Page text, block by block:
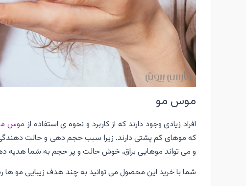
موس مو
افراد زیادی وجود دارند که از کاربرد و نحوه ی استفاده از موس
که موهای کم پشتی دارند. زیرا سبب حجم دهی و حالت
و می تواند موهایی براق، خوش حالت و پر حجم به شما هدیه
شما با خرید این محصول می توانید به چند هدف زیبایی مو ها